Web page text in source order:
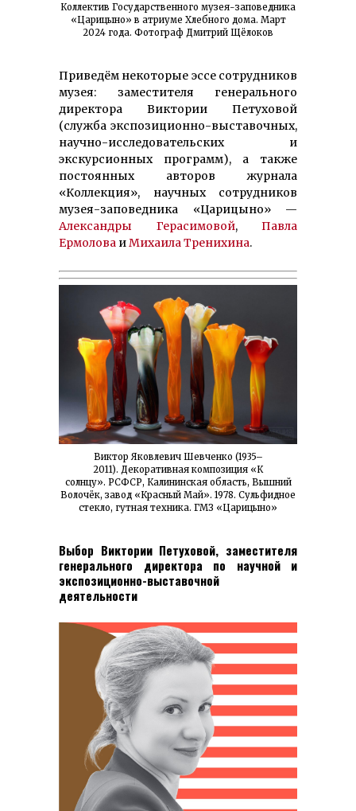
Коллектив Государственного музея-заповедника
«Царицыно» в атриуме Хлебного дома. Март
2024 года. Фотограф Дмитрий Щёлоков
Приведём некоторые эссе сотрудников
музея: заместителя генерального
директора Виктории Петуховой
(служба экспозиционно-выставочных,
научно-исследовательских и
экскурсионных программ), а также
постоянных авторов журнала
«Коллекция», научных сотрудников
музея-заповедника «Царицыно» —
Александры Герасимовой, Павла
Ермолова иМихаила Тренихина.
Виктор Яковлевич Шевченко (1935–
2011). Декоративная композиция «К
солнцу». РСФСР, Калининская область, Вышний
Волочёк, завод «Красный Май». 1978. Сульфидное
стекло, гутная техника. ГМЗ «Царицыно»
Выбор Виктории Петуховой, заместителя
генерального директора по научной и
экспозиционно-выставочной
деятельности